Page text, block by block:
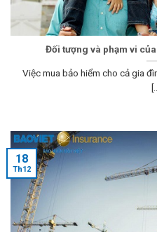
Đối tượng và phạm vi
Việc mua bảo hiểm cho cả gia
18
Th12